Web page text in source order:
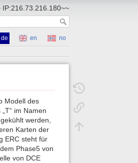
de en
no
Modell des
im Namen
werden,
Karten der
ERC steht für
Phase5 von
von DCE